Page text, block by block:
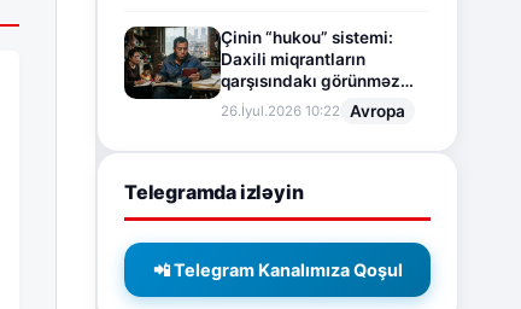
Çinin “hukou” sistemi:
Daxili miqrantların
qarşısındakı görünməz
sədd
26.İyul.2026 10:22 Avropa
Telegramda izləyin
📲 Telegram Kanalımıza Qoşul